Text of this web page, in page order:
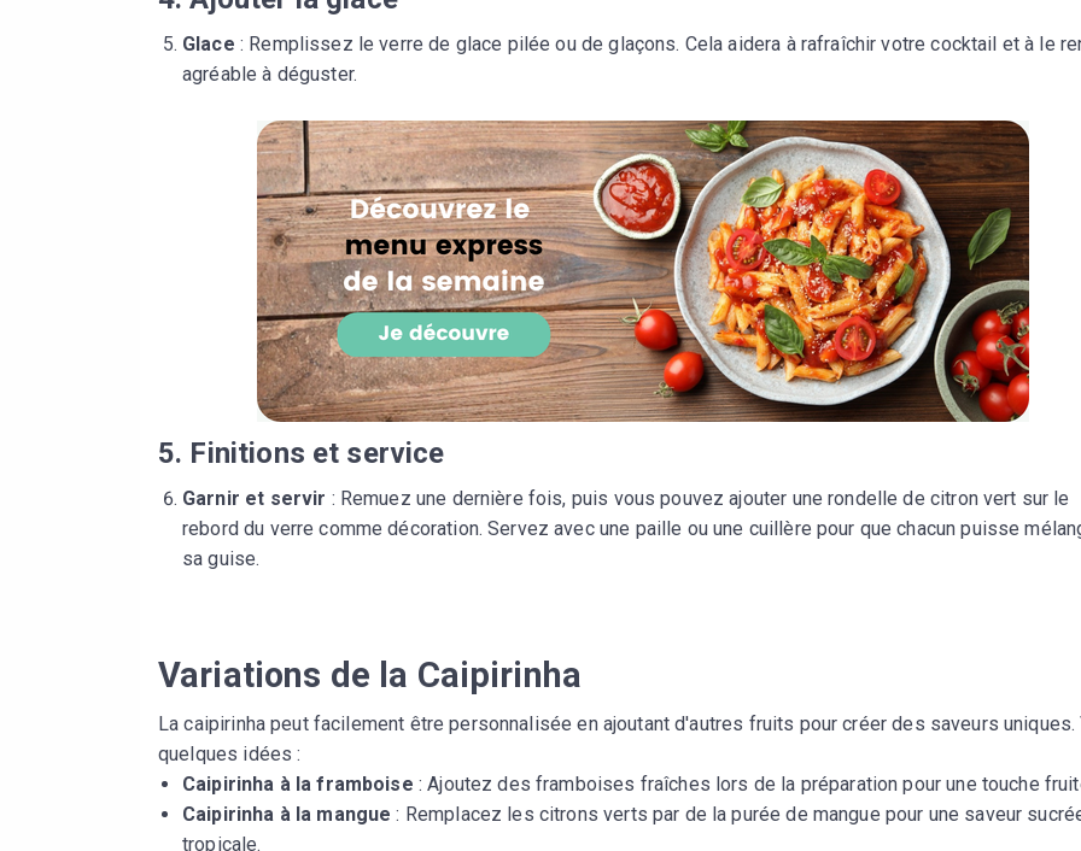
Glace : Remplissez le verre de glace pilée ou de glaçons. Cela aidera à rafraîchir votre cocktail et à le
agréable à déguster.
5. Finitions et service
Garnir et servir : Remuez une dernière fois, puis vous pouvez ajouter une rondelle de citron vert sur le
rebord du verre comme décoration. Servez avec une paille ou une cuillère pour que chacun puisse
sa guise.
Variations de la Caipirinha
La caipirinha peut facilement être personnalisée en ajoutant d'autres fruits pour créer des saveurs uniques.
quelques idées :
Caipirinha à la framboise : Ajoutez des framboises fraîches lors de la préparation pour une touche
Caipirinha à la mangue : Remplacez les citrons verts par de la purée de mangue pour une saveur
tropicale.